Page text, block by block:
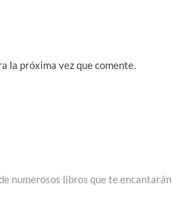
la próxima vez que comente.
numerosos libros que te encantarán